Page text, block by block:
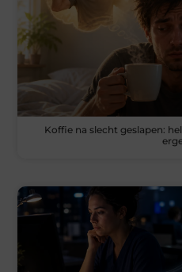
Koffie na slecht geslapen: